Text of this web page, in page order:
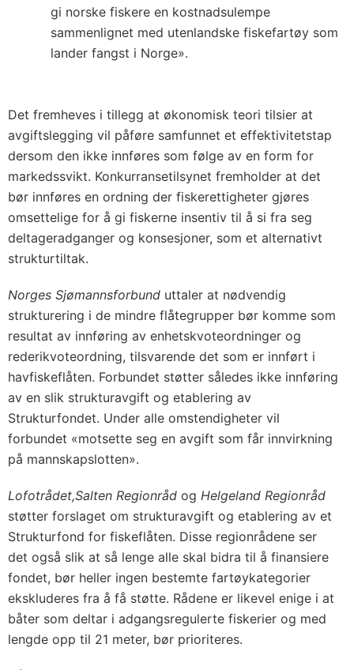
gi norske fiskere en kostnadsulempe
sammenlignet med utenlandske fiskefartøy som
lander fangst i Norge».
Det fremheves i tillegg at økonomisk teori tilsier at
avgiftslegging vil påføre samfunnet et effektivitetstap
dersom den ikke innføres som følge av en form for
markedssvikt. Konkurransetilsynet fremholder at det
bør innføres en ordning der fiskerettigheter gjøres
omsettelige for å gi fiskerne insentiv til å si fra seg
deltageradganger og konsesjoner, som et alternativt
strukturtiltak.
Norges Sjømannsforbund uttaler at nødvendig
strukturering i de mindre flåtegrupper bør komme som
resultat av innføring av enhetskvoteordninger og
rederikvoteordning, tilsvarende det som er innført i
havfiskeflåten. Forbundet støtter således ikke innføring
av en slik strukturavgift og etablering av
Strukturfondet. Under alle omstendigheter vil
forbundet «motsette seg en avgift som får innvirkning
på mannskapslotten».
Lofotrådet,Salten Regionråd og Helgeland Regionråd
støtter forslaget om strukturavgift og etablering av et
Strukturfond for fiskeflåten. Disse regionrådene ser
det også slik at så lenge alle skal bidra til å finansiere
fondet, bør heller ingen bestemte fartøykategorier
ekskluderes fra å få støtte. Rådene er likevel enige i at
båter som deltar i adgangsregulerte fiskerier og med
lengde opp til 21 meter, bør prioriteres.